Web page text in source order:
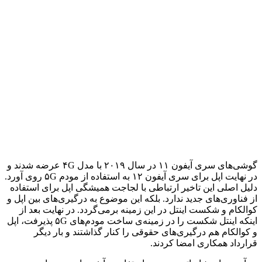
گوشی‌های سری آیفون ۱۱ در سال ۲۰۱۹ با مدل ۴G عرضه شدند و
در نهایت اپل برای سری آیفون ۱۲ به استفاده از مودم ۵G روی آورد.
دلیل اصلی این تاخیر ارتباطی با لجاجت همیشگی اپل برای استفاده
از فناوری‌های جدید ندارد. بلکه این موضوع به درگیری‌های بین اپل و
کوالکام و شکست اینتل در این زمینه برمی‌گردد. در نهایت بعد از
اینکه اینتل شکست را در زمینه‌ی ساخت مودم‌های ۵G پذیرفت، اپل
و کوالکام هم درگیری‌های حقوقی را کنار گذاشتند و بار دیگر
قرارداد همکاری امضا کردند.